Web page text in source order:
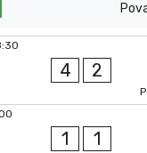
4 2
1 1